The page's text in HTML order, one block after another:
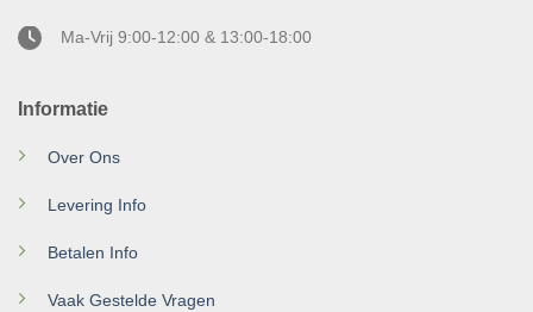
Informatie
Over Ons
Levering Info
Betalen Info
Vaak Gestelde Vragen
Ma-Vrij 9:00-12:00 & 13:00-18:00